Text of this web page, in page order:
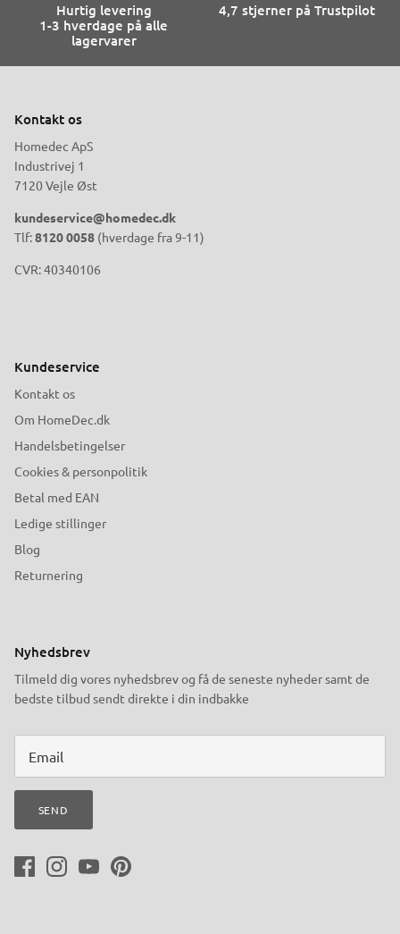
Hurtig levering
1-3 hverdage på alle
lagervarer
4,7 stjerner på Trustpilot
Kontakt os
Homedec ApS
Industrivej 1
7120 Vejle Øst
kundeservice@homedec.dk
Tlf:8120 0058 (hverdage fra 9-11)
CVR: 40340106
Kundeservice
Kontakt os
Om HomeDec.dk
Handelsbetingelser
Cookies & personpolitik
Betal med EAN
Ledige stillinger
Blog
Returnering
Nyhedsbrev
Tilmeld dig vores nyhedsbrev og få de seneste nyheder samt de
bedste tilbud sendt direkte i din indbakke
SEND